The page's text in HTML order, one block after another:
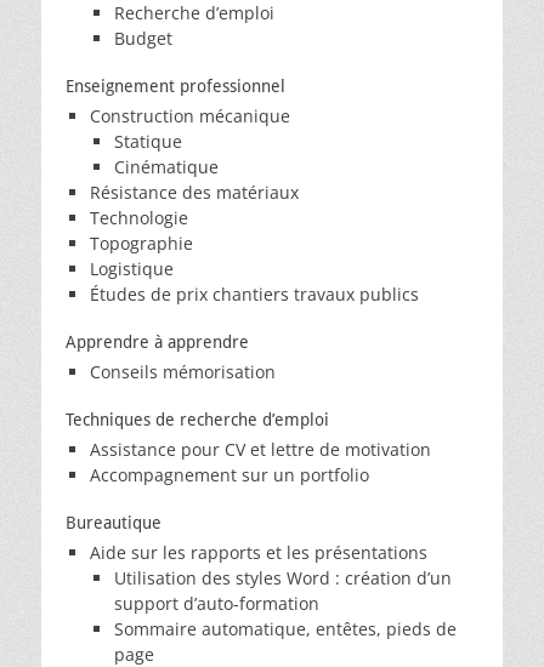
Recherche d’emploi
Budget
Enseignement professionnel
Construction mécanique
Statique
Cinématique
Résistance des matériaux
Technologie
Topographie
Logistique
Études de prix chantiers travaux publics
Apprendre à apprendre
Conseils mémorisation
Techniques de recherche d’emploi
Assistance pour CV et lettre de motivation
Accompagnement sur un portfolio
Bureautique
Aide sur les rapports et les présentations
Utilisation des styles Word : création d’un
support d’auto-formation
Sommaire automatique, entêtes, pieds de
page